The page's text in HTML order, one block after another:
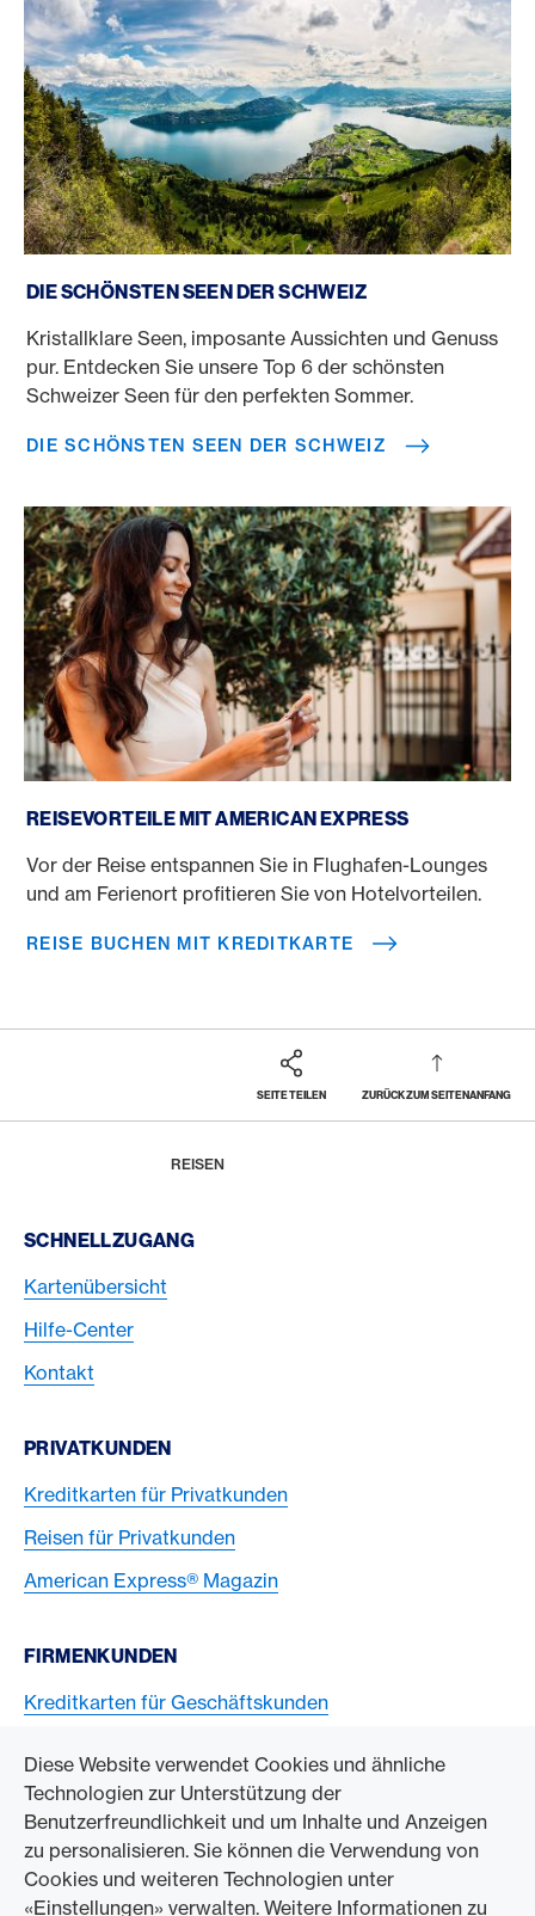
Diese Website verwendet Cookies und ähnliche
Technologien zur Unterstützung der
Benutzerfreundlichkeit und um Inhalte und Anzeigen
zu personalisieren. Sie können die Verwendung von
Cookies und weiteren Technologien unter
«Einstellungen» verwalten. Weitere Informationen zu
DIE SCHÖNSTEN SEEN DER SCHWEIZ
Kristallklare Seen, imposante Aussichten und Genuss
pur. Entdecken Sie unsere Top 6 der schönsten
Schweizer Seen für den perfekten Sommer.
DIE SCHÖNSTEN SEEN DER SCHWEIZ
REISEVORTEILE MIT AMERICAN EXPRESS
Vor der Reise entspannen Sie in Flughafen-Lounges
und am Ferienort profitieren Sie von Hotelvorteilen.
REISE BUCHEN MIT KREDITKARTE
SEITE TEILEN ZURÜCK ZUM SEITENANFANG
Footer
REISEN
Footer Navigation
SCHNELLZUGANG
Kartenübersicht
Hilfe-Center
Kontakt
PRIVATKUNDEN
Kreditkarten für Privatkunden
Reisen für Privatkunden
American Express® Magazin
FIRMENKUNDEN
Kreditkarten für Geschäftskunden
ZUM UNTERNEHMEN
Swisscard AECS GmbH
American Express Weltweit